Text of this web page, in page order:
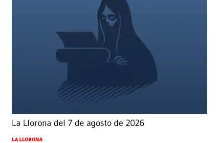
La Llorona del 7 de agosto de 2026
LA LLORONA